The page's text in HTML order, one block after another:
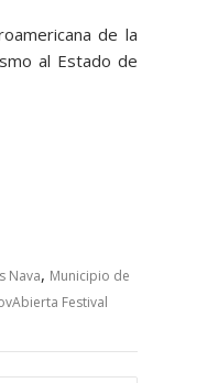
de la
al Estado de
Nava, Municipio de
Festival